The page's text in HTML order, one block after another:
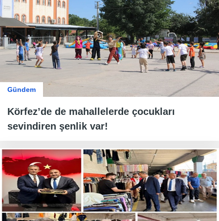
Gündem
Körfez’de de mahallelerde çocukları
sevindiren şenlik var!